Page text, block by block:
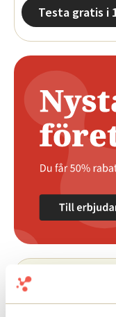
Testa gratis i